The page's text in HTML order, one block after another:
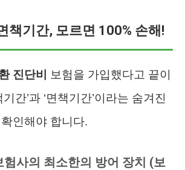
책기간, 모르면 100% 손해!
진단비
보험을 가입했다고 끝이
간’과 ‘면책기간’이라는 숨겨진
인해야 합니다.
험사의 최소한의 방어 장치 (보